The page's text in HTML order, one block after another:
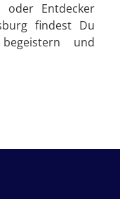
oder Entdecker
findest Du
und